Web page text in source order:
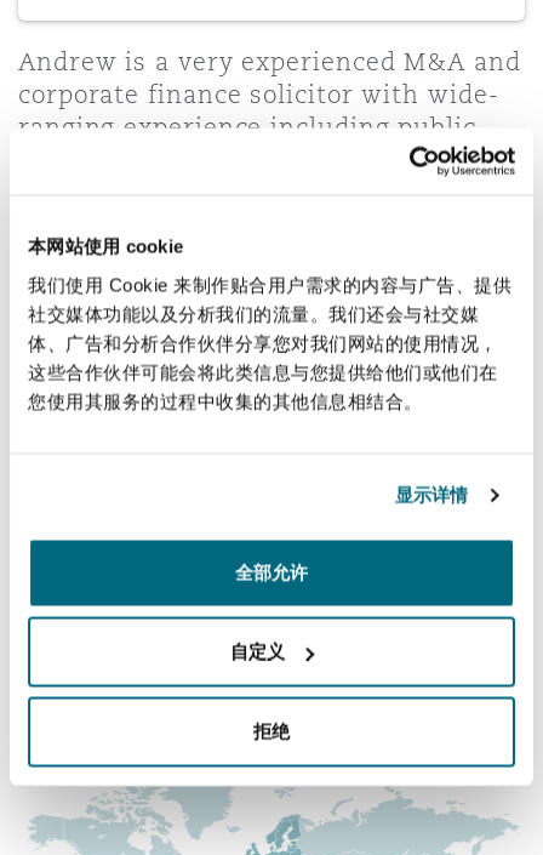
本网站使用 cookie
我们使用 Cookie 来制作贴合用户需求的内容与广告、提供
社交媒体功能以及分析我们的流量。我们还会与社交媒
体、广告和分析合作伙伴分享您对我们网站的使用情况，
这些合作伙伴可能会将此类信息与您提供给他们或他们在
您使用其服务的过程中收集的其他信息相结合。
显示详情
全部允许
自定义
拒绝
Insurance Coverage
Non-Contentious
Regulatory
Satellite & Space
技术、外包与数据
Financial Institutions,
Officers
Insurance Coverage
Property
Reinsurance
Safety, Security, Health &
德里 – 联营办公室
海
加坡
阿密
特利尔
尼克斯
尔福德
堡
德里
联系方式
简介与经验
Andrew is a very experienced M&A and
corporate finance solicitor with wide-
ranging experience including public
and private M&A transactions; IPOs on
直线
+44 (0) 20 7876 4794
+44 (0) 7590 003 250
伦敦，圣伯托尔夫大厦
+44 (0) 20 7876 5000
+44 (0) 20 7876 5111